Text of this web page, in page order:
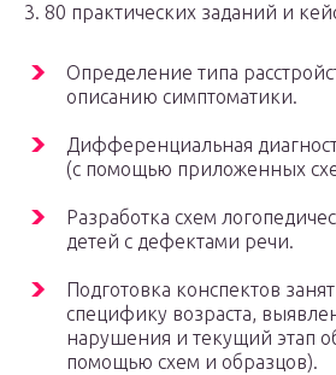
3. 80 практических заданий и
Определение типа
описанию симптоматики.
Дифференциальная
(с помощью приложенных
Разработка схем
детей с дефектами речи.
Подготовка конспектов
специфику возраста,
нарушения и текущий этап
помощью схем и образцов).